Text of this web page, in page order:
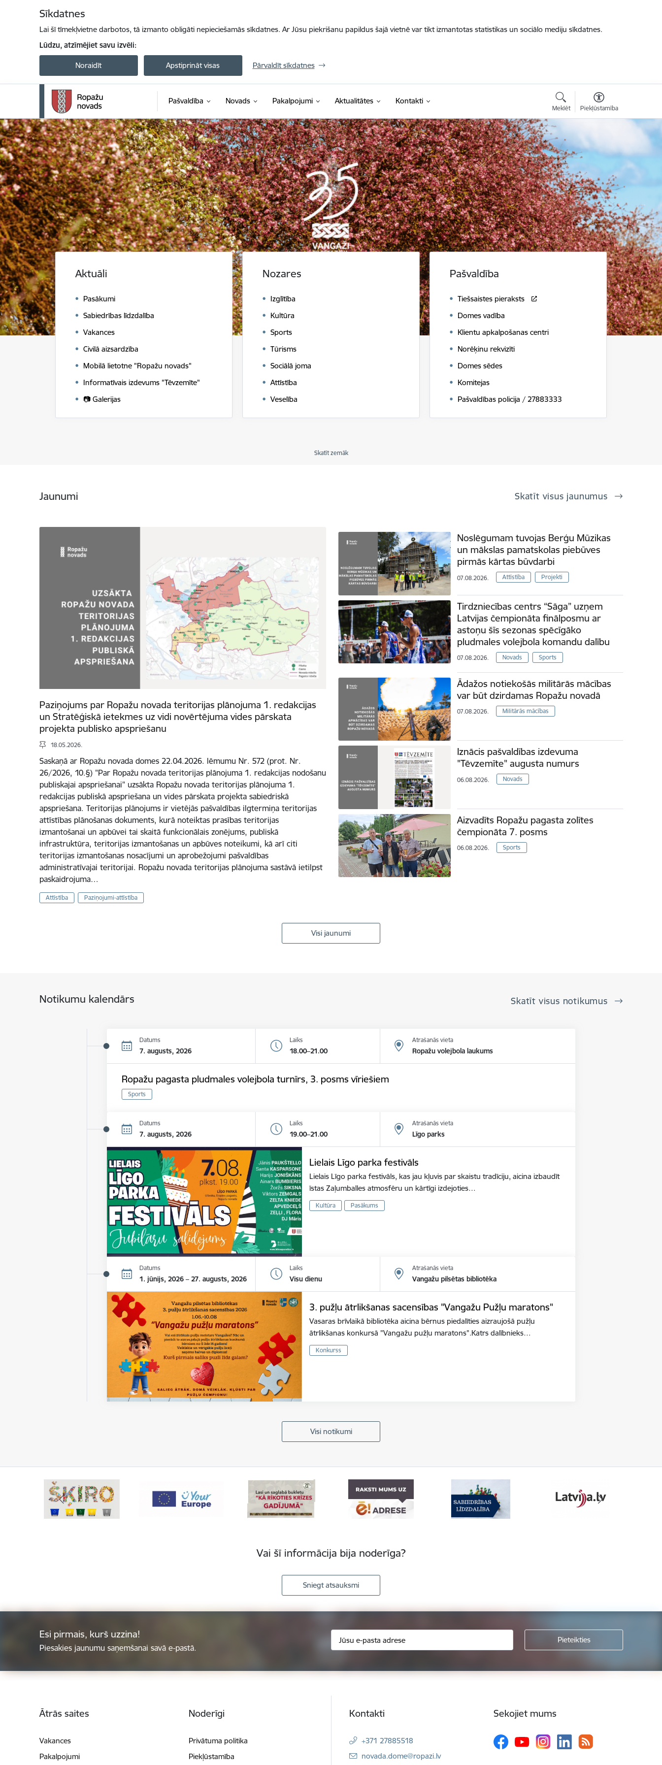
Sīkdatnes
Lai šī tīmekļvietne darbotos, tā izmanto obligāti nepieciešamās sīkdatnes. Ar Jūsu piekrišanu papildus šajā vietnē var tikt izmantotas statistikas un sociālo mediju sīkdatnes.
Lūdzu, atzīmējiet savu izvēli:
Noraidīt Apstiprināt visas Pārvaldīt sīkdatnes
Pašvaldība Novads Pakalpojumi Aktualitātes Kontakti
Meklēt Piekļūstamība
Ropažu novada pašvaldība
Aktuāli
Pasākumi
Sabiedrības līdzdalība
Vakances
Civilā aizsardzība
Mobilā lietotne "Ropažu novads"
Informatīvais izdevums "Tēvzemīte"
📷 Galerijas
Nozares
Izglītība
Kultūra
Sports
Tūrisms
Sociālā joma
Attīstība
Veselība
Pašvaldība
Tiešsaistes pieraksts
Domes vadība
Klientu apkalpošanas centri
Norēķinu rekvizīti
Domes sēdes
Komitejas
Pašvaldības policija / 27883333
Skatīt zemāk
Jaunumi Skatīt visus jaunumus
Paziņojums par Ropažu novada teritorijas plānojuma 1. redakcijas
un Stratēģiskā ietekmes uz vidi novērtējuma vides pārskata
projekta publisko apspriešanu
18.05.2026.
Saskaņā ar Ropažu novada domes 22.04.2026. lēmumu Nr. 572 (prot. Nr.
26/2026, 10.§) "Par Ropažu novada teritorijas plānojuma 1. redakcijas nodošanu
publiskajai apspriešanai" uzsākta Ropažu novada teritorijas plānojuma 1.
redakcijas publiskā apspriešana un vides pārskata projekta sabiedriskā
apspriešana. Teritorijas plānojums ir vietējās pašvaldības ilgtermiņa teritorijas
attīstības plānošanas dokuments, kurā noteiktas prasības teritorijas
izmantošanai un apbūvei tai skaitā funkcionālais zonējums, publiskā
infrastruktūra, teritorijas izmantošanas un apbūves noteikumi, kā arī citi
teritorijas izmantošanas nosacījumi un aprobežojumi pašvaldības
administratīvajai teritorijai. Ropažu novada teritorijas plānojuma sastāvā ietilpst
paskaidrojuma…
Attīstība Paziņojumi-attīstība
Noslēgumam tuvojas Berģu Mūzikas
un mākslas pamatskolas piebūves
pirmās kārtas būvdarbi
07.08.2026. Attīstība Projekti
Tirdzniecības centrs “Sāga” uzņem
Latvijas čempionāta finālposmu ar
astoņu šīs sezonas spēcīgāko
pludmales volejbola komandu dalību
07.08.2026. Novads Sports
Ādažos notiekošās militārās mācības
var būt dzirdamas Ropažu novadā
07.08.2026. Militārās mācības
Iznācis pašvaldības izdevuma
"Tēvzemīte" augusta numurs
06.08.2026. Novads
Aizvadīts Ropažu pagasta zolītes
čempionāta 7. posms
06.08.2026. Sports
Visi jaunumi
Notikumu kalendārs Skatīt visus notikumus
Datums
7. augusts, 2026
Laiks
18.00–21.00
Atrašanās vieta
Ropažu volejbola laukums
Ropažu pagasta pludmales volejbola turnīrs, 3. posms vīriešiem
Sports
Datums
7. augusts, 2026
Laiks
19.00–21.00
Atrašanās vieta
Līgo parks
Lielais Līgo parka festivāls
Lielais Līgo parka festivāls, kas jau kļuvis par skaistu tradīciju, aicina izbaudīt
īstas Zaļumballes atmosfēru un kārtīgi izdejoties…
Kultūra Pasākums
Datums
1. jūnijs, 2026 – 27. augusts, 2026
Laiks
Visu dienu
Atrašanās vieta
Vangažu pilsētas bibliotēka
3. pužļu ātrlikšanas sacensības "Vangažu Pužļu maratons"
Vasaras brīvlaikā bibliotēka aicina bērnus piedalīties aizraujošā pužļu
ātrlikšanas konkursā "Vangažu pužļu maratons".Katrs dalībnieks…
Konkurss
Visi notikumi
Vai šī informācija bija noderīga?
Sniegt atsauksmi
Esi pirmais, kurš uzzina!
Piesakies jaunumu saņemšanai savā e-pastā.
Ātrās saites
Vakances
Pakalpojumi
Noderīgi
Privātuma politika
Piekļūstamība
Kontakti
+371 27885518
E-pasts:
novada.dome@ropazi.lv
Sekojiet mums